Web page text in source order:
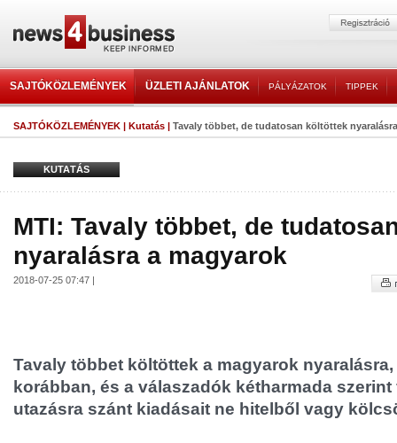
SAJTÓKÖZLEMÉNYEK ÜZLETI AJÁNLATOK PÁLYÁZATOK TIPPEK
SAJTÓKÖZLEMÉNYEK | Kutatás | Tavaly többet, de tudatosan költöttek
KUTATÁS
MTI: Tavaly többet, de
nyaralásra a magyarok
2018-07-25 07:47 |
Tavaly többet költöttek a magyarok
korábban, és a válaszadók kétharmada
utazásra szánt kiadásait ne hitelből vagy